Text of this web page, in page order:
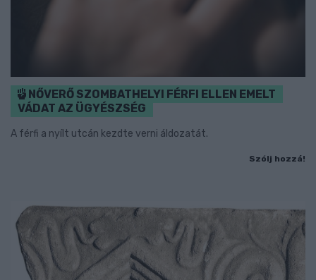
NŐVERŐ SZOMBATHELYI FÉRFI ELLEN EMELT
VÁDAT AZ ÜGYÉSZSÉG
A férfi a nyílt utcán kezdte verni áldozatát.
Szólj hozzá!